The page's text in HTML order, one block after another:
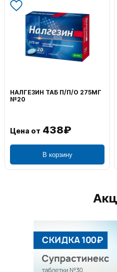
НАЛГЕЗИН ТАБ П/П/О 275МГ
№20
Цена от 438₽
В корзину